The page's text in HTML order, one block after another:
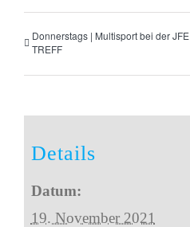
Donnerstags | Multisport bei der JFE
TREFF
Details
Datum:
19. November 2021